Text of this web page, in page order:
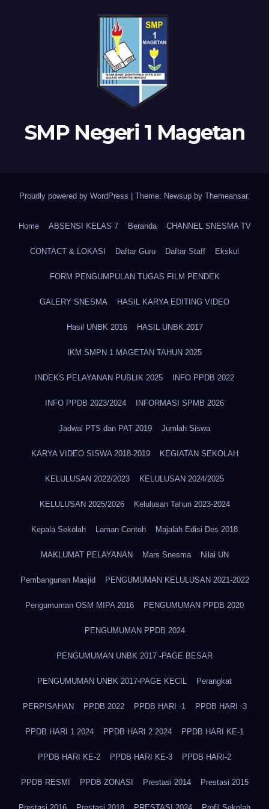
SMP Negeri 1 Magetan
Proudly powered by WordPress Theme: Newsup by Themeansar.
Home ABSENSI KELAS 7 Beranda CHANNEL SNESMA TV
CONTACT & LOKASI Daftar Guru Daftar Staff Ekskul
FORM PENGUMPULAN TUGAS FILM PENDEK
GALERY SNESMA HASIL KARYA EDITING VIDEO
Hasil UNBK 2016 HASIL UNBK 2017
IKM SMPN 1 MAGETAN TAHUN 2025
INDEKS PELAYANAN PUBLIK 2025 INFO PPDB 2022
INFO PPDB 2023/2024 INFORMASI SPMB 2026
Jadwal PTS dan PAT 2019 Jumlah Siswa
KARYA VIDEO SISWA 2018-2019 KEGIATAN SEKOLAH
KELULUSAN 2022/2023 KELULUSAN 2024/2025
KELULUSAN 2025/2026 Kelulusan Tahun 2023-2024
Kepala Sekolah Laman Contoh Majalah Edisi Des 2018
MAKLUMAT PELAYANAN Mars Snesma Nilai UN
Pembangunan Masjid PENGUMUMAN KELULUSAN 2021-2022
Pengumuman OSM MIPA 2016 PENGUMUMAN PPDB 2020
PENGUMUMAN PPDB 2024
PENGUMUMAN UNBK 2017 -PAGE BESAR
PENGUMUMAN UNBK 2017-PAGE KECIL Perangkat
PERPISAHAN PPDB 2022 PPDB HARI -1 PPDB HARI -3
PPDB HARI 1 2024 PPDB HARI 2 2024 PPDB HARI KE-1
PPDB HARI KE-2 PPDB HARI KE-3 PPDB HARI-2
PPDB RESMI PPDB ZONASI Prestasi 2014 Prestasi 2015